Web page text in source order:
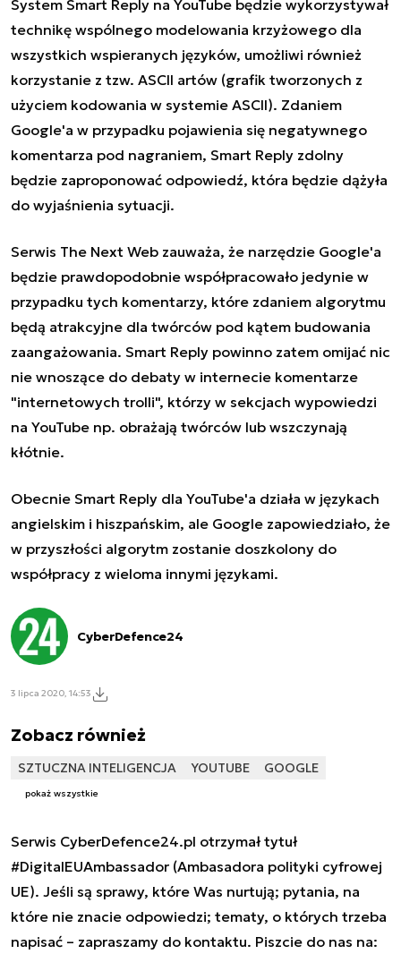
System Smart Reply na YouTube będzie wykorzystywał
technikę wspólnego modelowania krzyżowego dla
wszystkich wspieranych języków, umożliwi również
korzystanie z tzw. ASCII artów (grafik tworzonych z
użyciem kodowania w systemie ASCII). Zdaniem
Google'a w przypadku pojawienia się negatywnego
komentarza pod nagraniem, Smart Reply zdolny
będzie zaproponować odpowiedź, która będzie dążyła
do wyjaśnienia sytuacji.
Serwis The Next Web zauważa, że narzędzie Google'a
będzie prawdopodobnie współpracowało jedynie w
przypadku tych komentarzy, które zdaniem algorytmu
będą atrakcyjne dla twórców pod kątem budowania
zaangażowania. Smart Reply powinno zatem omijać nic
nie wnoszące do debaty w internecie komentarze
"internetowych trolli", którzy w sekcjach wypowiedzi
na YouTube np. obrażają twórców lub wszczynają
kłótnie.
Obecnie Smart Reply dla YouTube'a działa w językach
angielskim i hiszpańskim, ale Google zapowiedziało, że
w przyszłości algorytm zostanie doszkolony do
współpracy z wieloma innymi językami.
CyberDefence24
3 lipca 2020, 14:53
Zobacz również
SZTUCZNA INTELIGENCJA YOUTUBE GOOGLE
pokaż wszystkie
Serwis CyberDefence24.pl otrzymał tytuł
#DigitalEUAmbassador (Ambasadora polityki cyfrowej
UE). Jeśli są sprawy, które Was nurtują; pytania, na
które nie znacie odpowiedzi; tematy, o których trzeba
napisać – zapraszamy do kontaktu. Piszcie do nas na: